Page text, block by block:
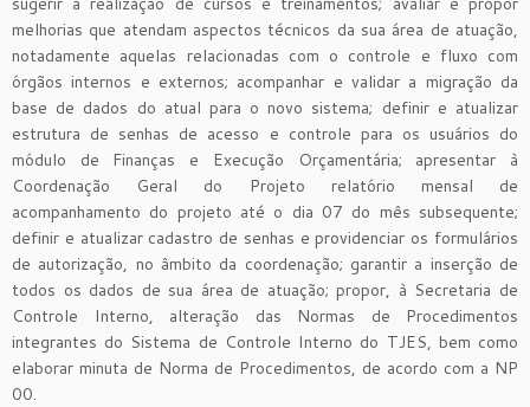
melhorias que atendam aspectos técnicos da sua área de atuação,
notadamente aquelas relacionadas com o controle e fluxo com
órgãos internos e externos; acompanhar e validar a migração da
base de dados do atual para o novo sistema; definir e atualizar
estrutura de senhas de acesso e controle para os usuários do
módulo de Finanças e Execução Orçamentária; apresentar à
Coordenação Geral do Projeto relatório mensal de
acompanhamento do projeto até o dia 07 do mês subsequente;
definir e atualizar cadastro de senhas e providenciar os formulários
de autorização, no âmbito da coordenação; garantir a inserção de
todos os dados de sua área de atuação; propor, à Secretaria de
Controle Interno, alteração das Normas de Procedimentos
integrantes do Sistema de Controle Interno do TJES, bem como
elaborar minuta de Norma de Procedimentos, de acordo com a NP
00.